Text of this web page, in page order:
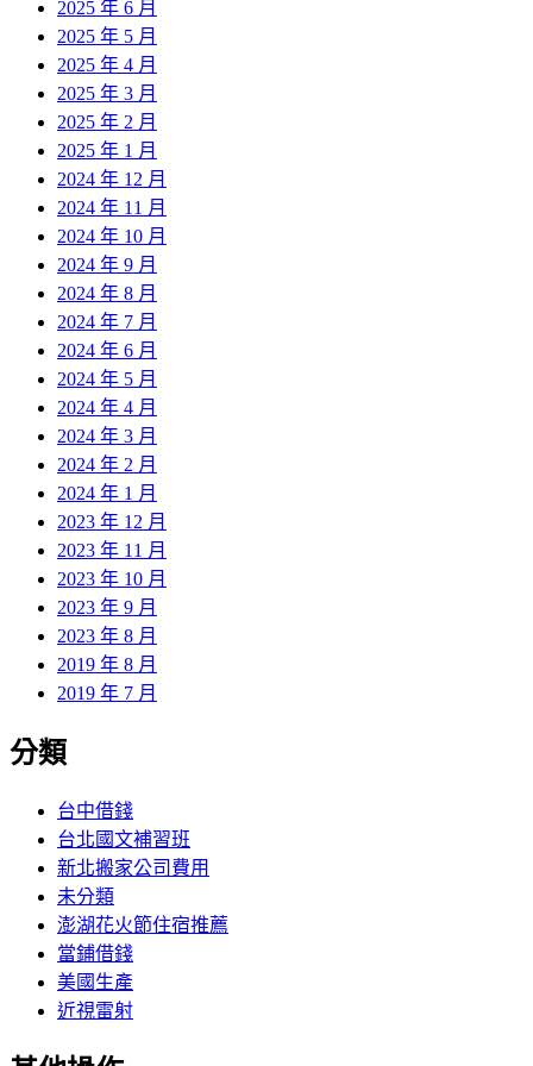
2025 年 6 月
2025 年 5 月
2025 年 4 月
2025 年 3 月
2025 年 2 月
2025 年 1 月
2024 年 12 月
2024 年 11 月
2024 年 10 月
2024 年 9 月
2024 年 8 月
2024 年 7 月
2024 年 6 月
2024 年 5 月
2024 年 4 月
2024 年 3 月
2024 年 2 月
2024 年 1 月
2023 年 12 月
2023 年 11 月
2023 年 10 月
2023 年 9 月
2023 年 8 月
2019 年 8 月
2019 年 7 月
分類
台中借錢
台北國文補習班
新北搬家公司費用
未分類
澎湖花火節住宿推薦
當鋪借錢
美國生產
近視雷射